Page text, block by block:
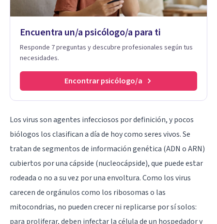
Encuentra un/a psicólogo/a para ti
Responde 7 preguntas y descubre profesionales según tus
necesidades.
Encontrar psicólogo/a
Los virus son agentes infecciosos por definición, y pocos
biólogos los clasifican a día de hoy como seres vivos. Se
tratan de segmentos de información genética (ADN o ARN)
cubiertos por una cápside (nucleocápside), que puede estar
rodeada o no a su vez por una envoltura. Como los virus
carecen de orgánulos como los ribosomas o las
mitocondrias, no pueden crecer ni replicarse por sí solos:
para proliferar, deben infectar la célula de un hospedador y